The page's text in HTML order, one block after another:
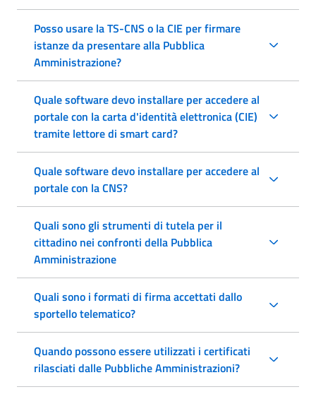
Posso usare la TS-CNS o la CIE per firmare
istanze da presentare alla Pubblica
Amministrazione?
Quale software devo installare per accedere al
portale con la carta d'identità elettronica (CIE)
tramite lettore di smart card?
Quale software devo installare per accedere al
portale con la CNS?
Quali sono gli strumenti di tutela per il
cittadino nei confronti della Pubblica
Amministrazione
Quali sono i formati di firma accettati dallo
sportello telematico?
Quando possono essere utilizzati i certificati
rilasciati dalle Pubbliche Amministrazioni?